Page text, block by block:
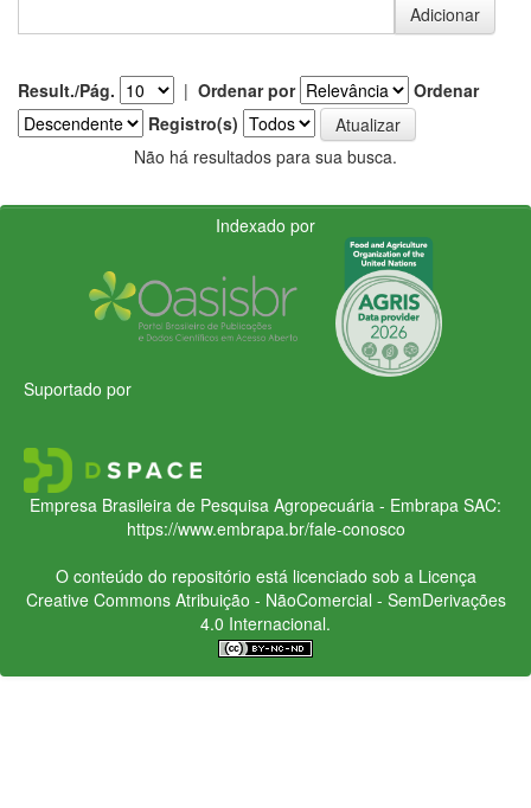
Result./Pág. | Ordenar por
Ordenar
Registro(s)
Não há resultados para sua busca.
Indexado por
Suportado por
Empresa Brasileira de Pesquisa Agropecuária - Embrapa SAC:
https://www.embrapa.br/fale-conosco
O conteúdo do repositório está licenciado sob a Licença
Creative CommonsAtribuição - NãoComercial - SemDerivações
4.0 Internacional.